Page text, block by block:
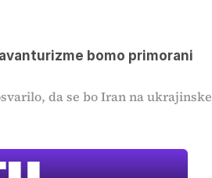
bomo primorani
da se bo Iran na ukrajinske